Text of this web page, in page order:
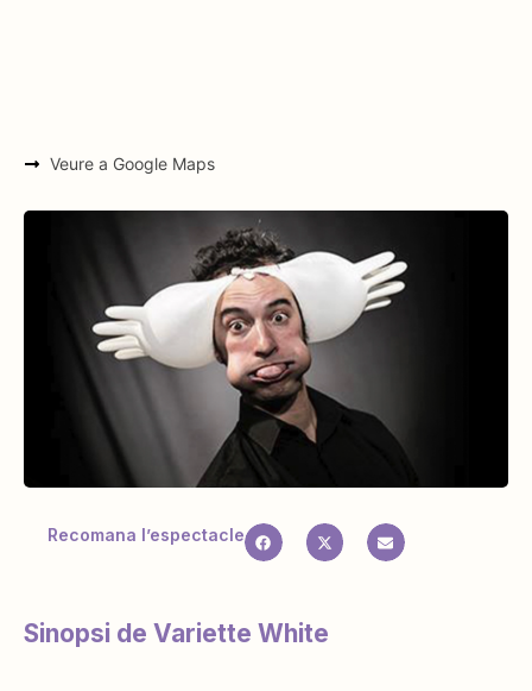
Veure a Google Maps
Recomana l’espectacle
Sinopsi de Variette White